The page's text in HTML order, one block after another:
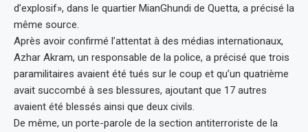
d’explosif», dans le quartier MianGhundi de Quetta, a précisé la
même source.
Après avoir confirmé l’attentat à des médias internationaux,
Azhar Akram, un responsable de la police, a précisé que trois
paramilitaires avaient été tués sur le coup et qu’un quatrième
avait succombé à ses blessures, ajoutant que 17 autres
avaient été blessés ainsi que deux civils.
De même, un porte-parole de la section antiterroriste de la